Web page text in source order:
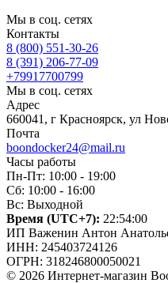
Мы в соц. сетях
Контакты
8 (800) 551-30-26
8 (391) 206-77-09
+79917700799
Мы в соц. сетях
Адрес
660041, г Красноярск, ул
Почта
boondocker24@mail.ru
Часы работы
Пн-Пт: 10:00 - 19:00
Сб: 10:00 - 16:00
Вс: Выходной
Время (UTC+7): 22:54:01
ИП Важенин Антон
ИНН: 245403724126
ОГРН: 318246800050021
© 2026 Интернет-магазин